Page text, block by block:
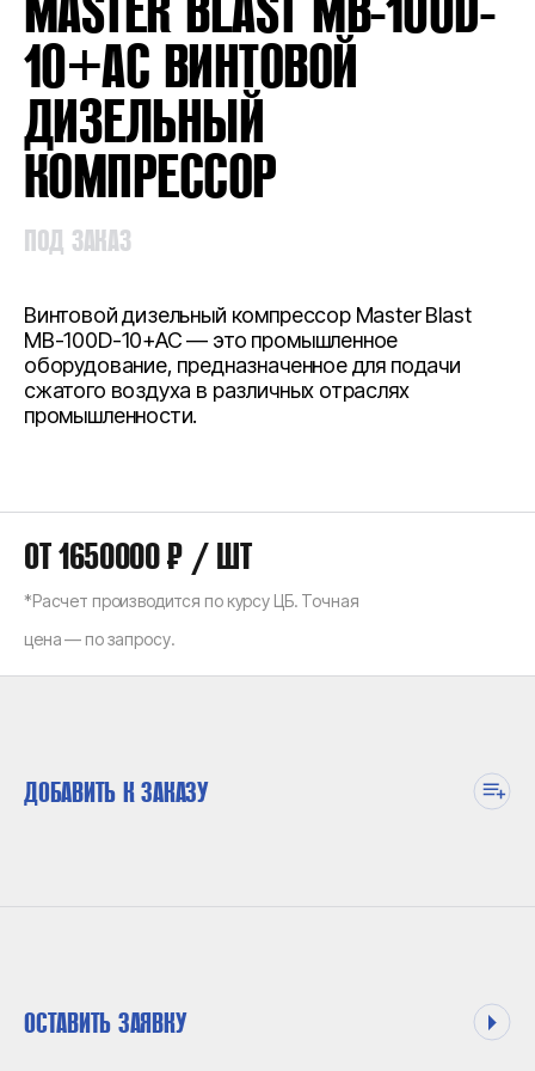
10+АС ВИНТОВОЙ
ДИЗЕЛЬНЫЙ
КОМПРЕССОР
ПОД ЗАКАЗ
Винтовой дизельный компрессор Master Blast
MB-100D-10+АС — это промышленное
оборудование, предназначенное для подачи
сжатого воздуха в различных отраслях
промышленности.
ОТ1650000 ₽ / ШТ
*Расчет производится по курсу ЦБ. Точная
цена — по запросу.
ДОБАВИТЬ К ЗАКАЗУ
ОСТАВИТЬ ЗАЯВКУ